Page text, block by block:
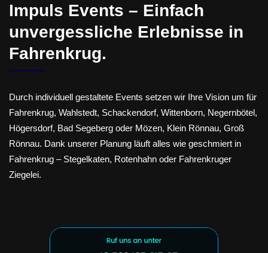
Impuls Events – Einfach
unvergessliche Erlebnisse in
Fahrenkrug.
Durch individuell gestaltete Events setzen wir Ihre Vision um für
Fahrenkrug, Wahlstedt, Schackendorf, Wittenborn, Negernbötel,
Högersdorf, Bad Segeberg oder Mözen, Klein Rönnau, Groß
Rönnau. Dank unserer Planung läuft alles wie geschmiert in
Fahrenkrug – Stegelkaten, Rotenhahn oder Fahrenkruger
Ziegelei.